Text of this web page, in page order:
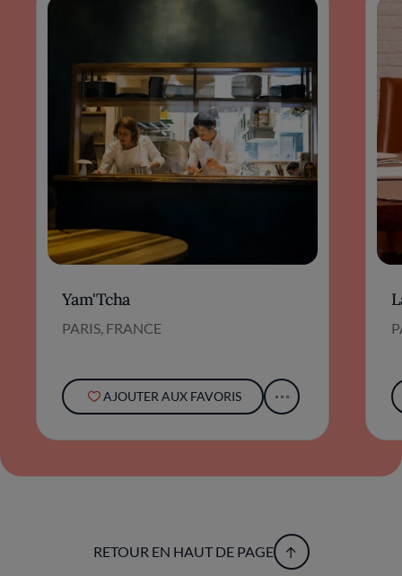
Yam'Tcha
PARIS, FRANCE
AJOUTER AUX FAVORIS
RETOUR EN HAUT DE PAGE